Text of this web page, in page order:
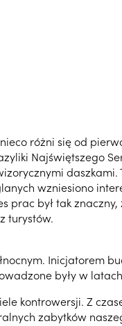
różni się od
Najświętszego
wzniesiono
prac był tak
turystów.
Inicjatorem
były w
kontrowersji. Z
zabytków